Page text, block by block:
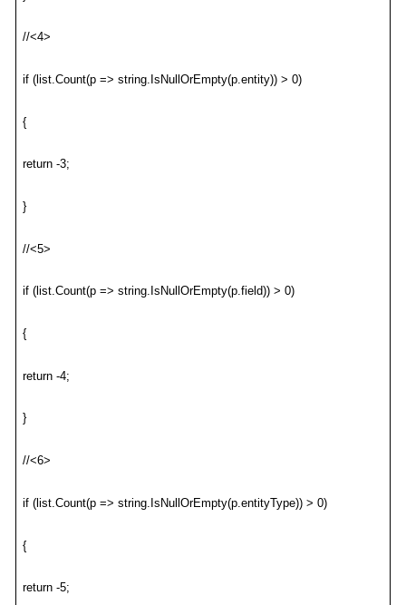
//<4>
if (list.Count(p => string.IsNullOrEmpty(p.entity)) > 0)
{
return -3;
}
//<5>
if (list.Count(p => string.IsNullOrEmpty(p.field)) > 0)
{
return -4;
}
//<6>
if (list.Count(p => string.IsNullOrEmpty(p.entityType)) > 0)
{
return -5;